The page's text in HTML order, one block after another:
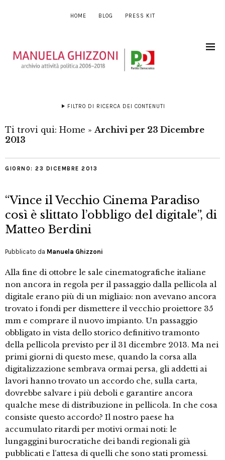
HOME BLOG PRESS KIT
FILTRO DI RICERCA DEI CONTENUTI
Ti trovi qui: Home » Archivi per 23 Dicembre
2013
GIORNO: 23 DICEMBRE 2013
“Vince il Vecchio Cinema Paradiso
così è slittato l’obbligo del digitale”, di
Matteo Berdini
Pubblicato da Manuela Ghizzoni
Alla fine di ottobre le sale cinematografiche italiane
non ancora in regola per il passaggio dalla pellicola al
digitale erano più di un migliaio: non avevano ancora
trovato i fondi per dismettere il vecchio proiettore 35
mm e comprare il nuovo impianto. Un passaggio
obbligato in vista dello storico definitivo tramonto
della pellicola previsto per il 31 dicembre 2013. Ma nei
primi giorni di questo mese, quando la corsa alla
digitalizzazione sembrava ormai persa, gli addetti ai
lavori hanno trovato un accordo che, sulla carta,
dovrebbe salvare i più deboli e garantire ancora
qualche mese di distribuzione in pellicola. In che cosa
consiste questo accordo? Il nostro paese ha
accumulato ritardi per motivi ormai noti: le
lungaggini burocratiche dei bandi regionali già
pubblicati e l’attesa di quelli che sono stati promessi.